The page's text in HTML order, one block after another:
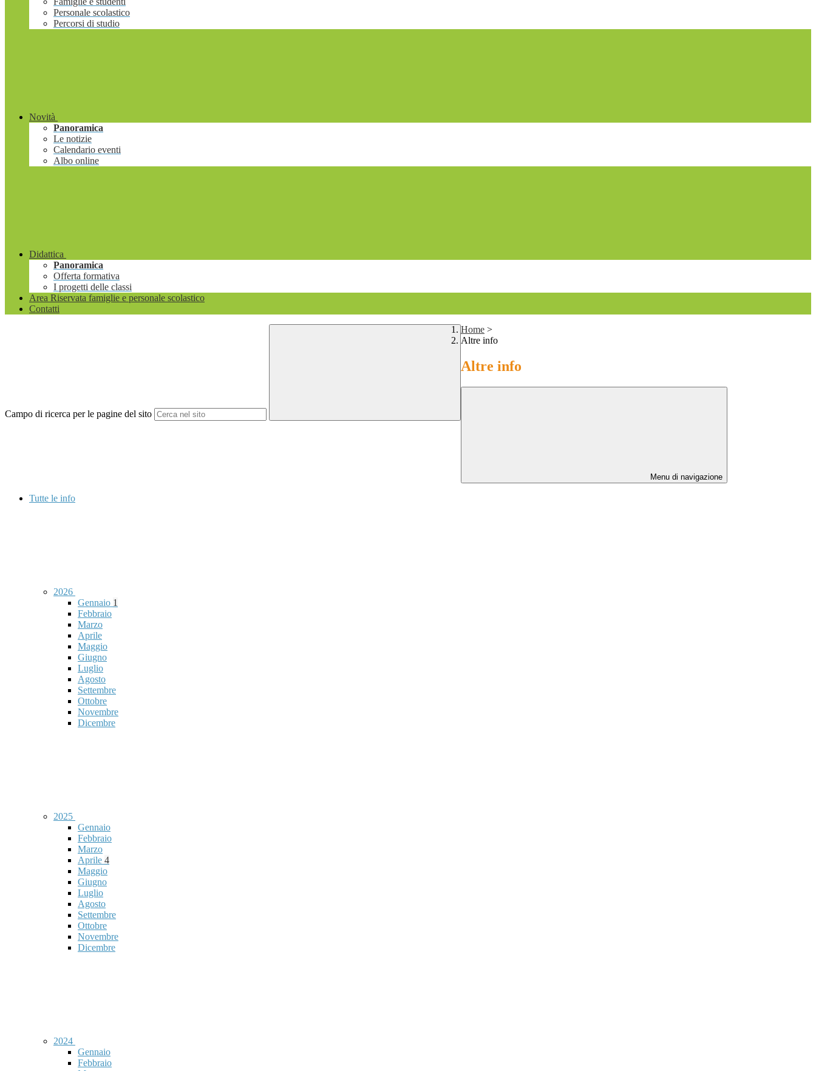
Personale scolastico
Percorsi di studio
Novità
Panoramica
Le notizie
Calendario eventi
Albo online
Didattica
Panoramica
Offerta formativa
I progetti delle classi
Area Riservata famiglie e personale scolastico
Contatti
Campo di ricerca per le pagine del sito
Home >
Altre info
Altre info
Menu di navigazione
Tutte le info
2026
Gennaio 1
Febbraio
Marzo
Aprile
Maggio
Giugno
Luglio
Agosto
Settembre
Ottobre
Novembre
Dicembre
2025
Gennaio
Febbraio
Marzo
Aprile 4
Maggio
Giugno
Luglio
Agosto
Settembre
Ottobre
Novembre
Dicembre
2024
Gennaio
Febbraio